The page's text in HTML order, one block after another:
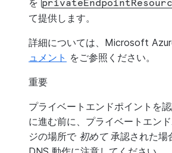
を
て提供します。
詳細については、Microsoft
ュメント をご参照ください。
重要
プライベートエンドポイントを
に進む前に、プライベートエン
ジの場所で 初めて承認された場